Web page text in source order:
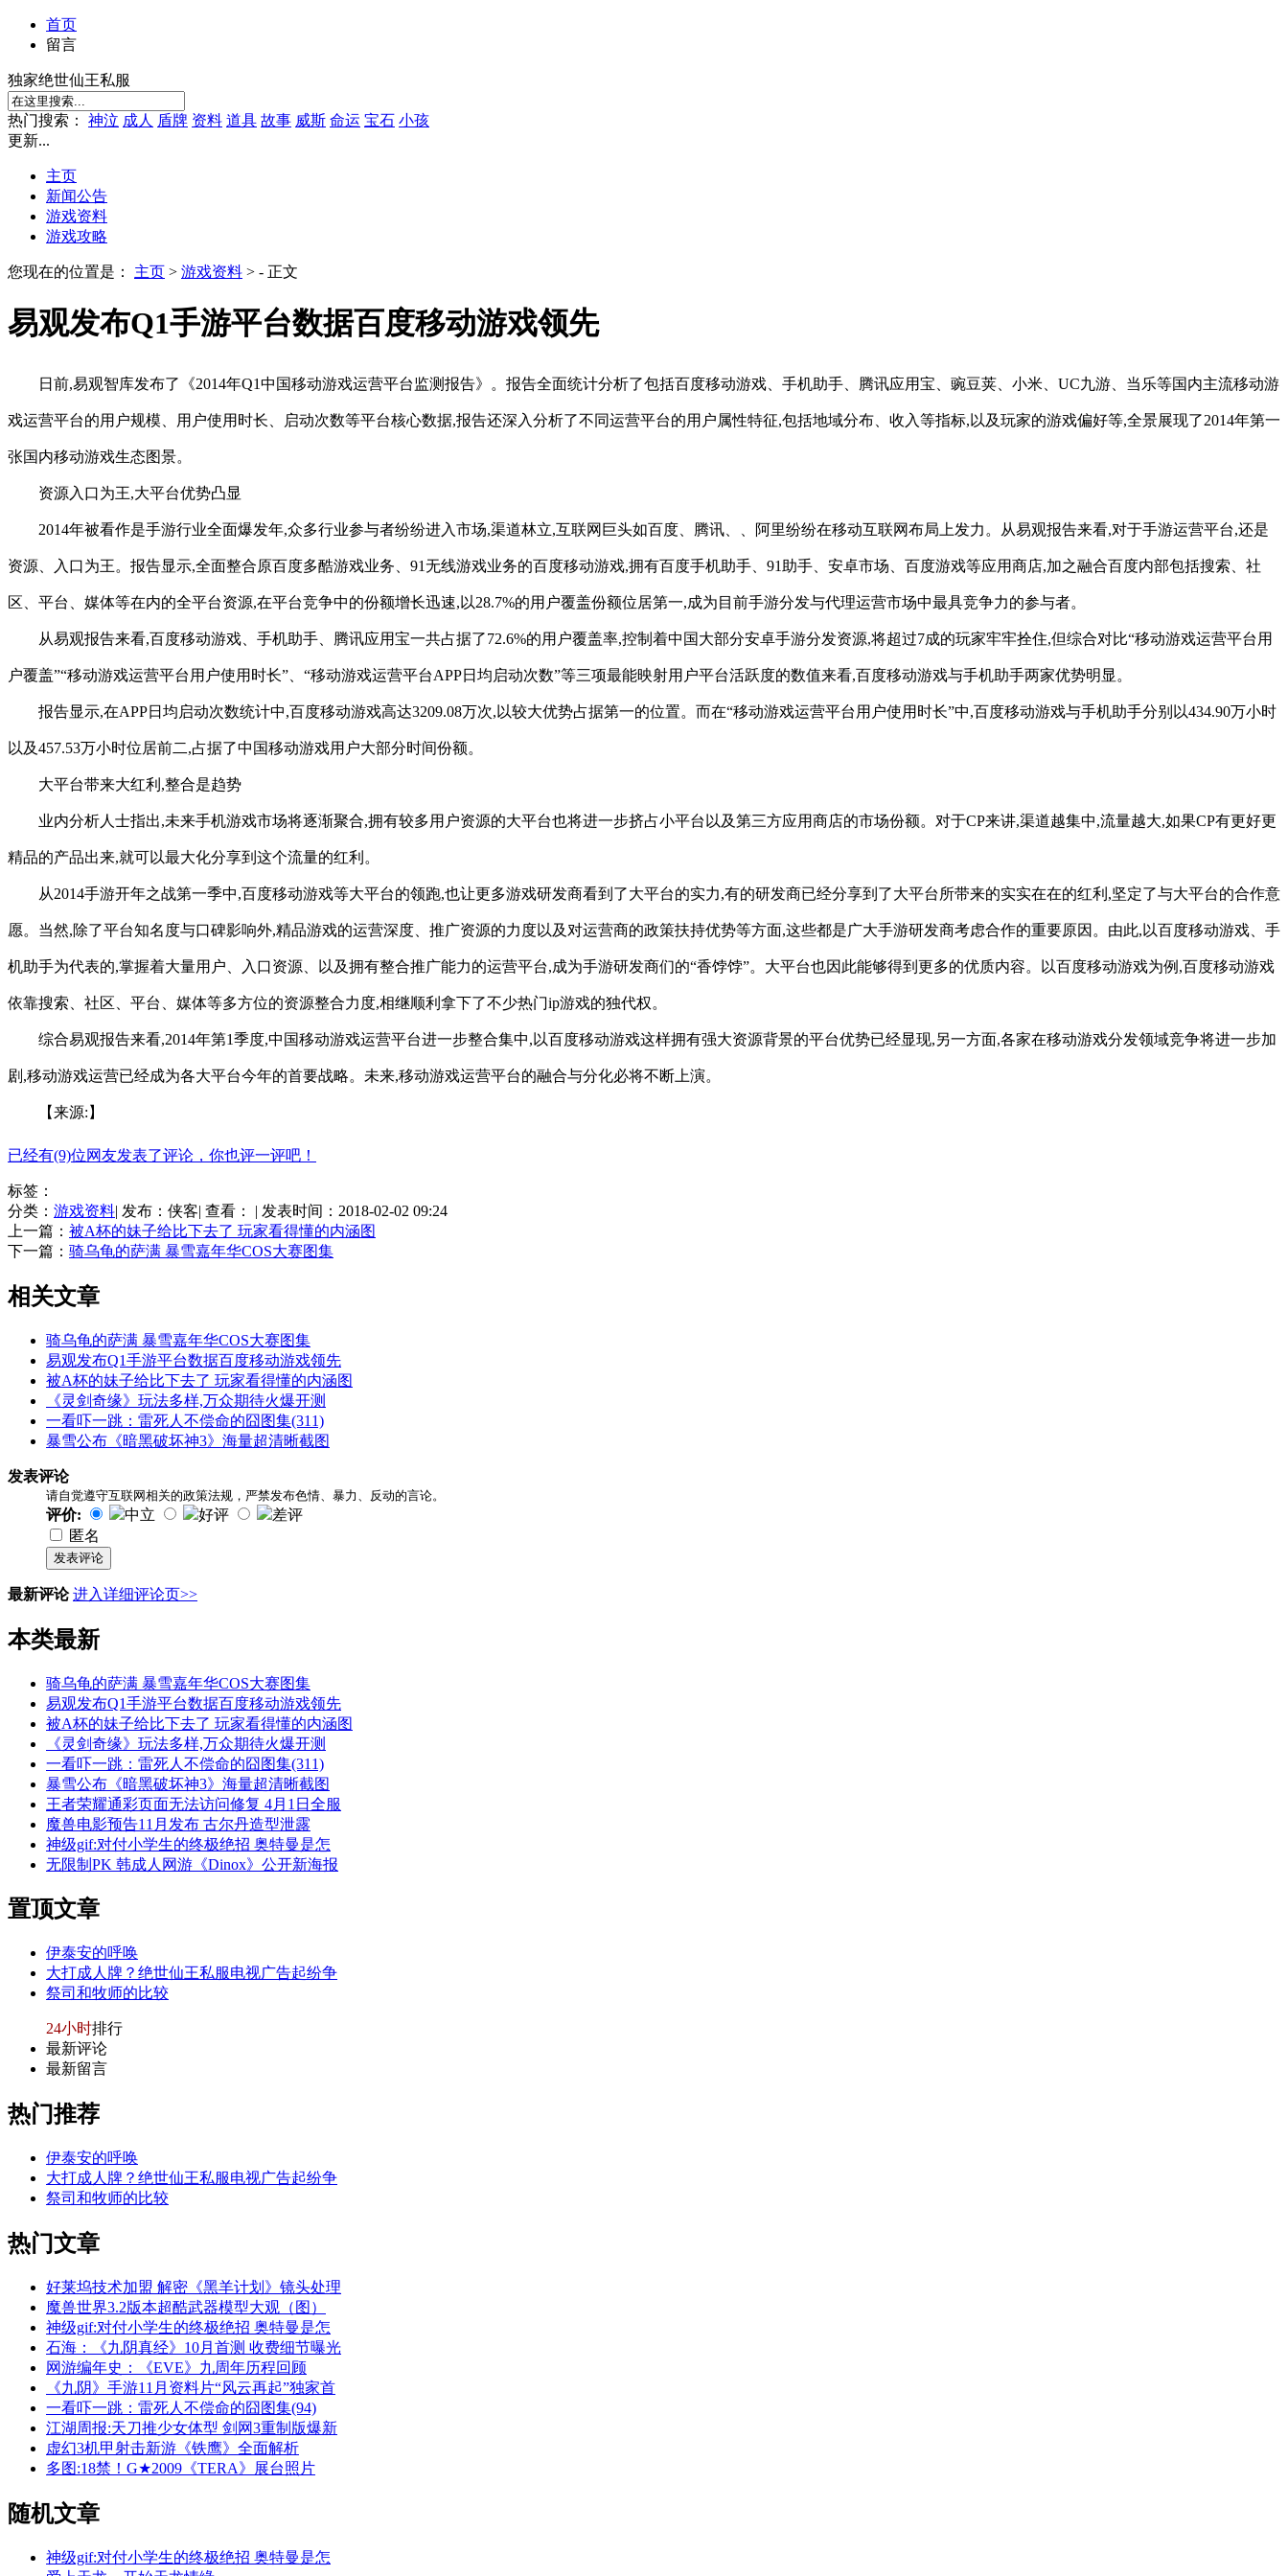
首页
留言
独家绝世仙王私服
热门搜索： 神泣 成人 盾牌 资料 道具 故事 威斯 命运 宝石 小孩
更新...
主页
新闻公告
游戏资料
游戏攻略
您现在的位置是： 主页 > 游戏资料 > - 正文
易观发布Q1手游平台数据百度移动游戏领先
日前,易观智库发布了《2014年Q1中国移动游戏运营平台监测报告》。报告全面统计分析了包括百度移动游戏、手机助手、腾讯应用宝、豌豆荚、小米、UC九游、当乐等国内主流移动游
戏运营平台的用户规模、用户使用时长、启动次数等平台核心数据,报告还深入分析了不同运营平台的用户属性特征,包括地域分布、收入等指标,以及玩家的游戏偏好等,全景展现了2014年第一
张国内移动游戏生态图景。
资源入口为王,大平台优势凸显
2014年被看作是手游行业全面爆发年,众多行业参与者纷纷进入市场,渠道林立,互联网巨头如百度、腾讯、、阿里纷纷在移动互联网布局上发力。从易观报告来看,对于手游运营平台,还是
资源、入口为王。报告显示,全面整合原百度多酷游戏业务、91无线游戏业务的百度移动游戏,拥有百度手机助手、91助手、安卓市场、百度游戏等应用商店,加之融合百度内部包括搜索、社
区、平台、媒体等在内的全平台资源,在平台竞争中的份额增长迅速,以28.7%的用户覆盖份额位居第一,成为目前手游分发与代理运营市场中最具竞争力的参与者。
从易观报告来看,百度移动游戏、手机助手、腾讯应用宝一共占据了72.6%的用户覆盖率,控制着中国大部分安卓手游分发资源,将超过7成的玩家牢牢拴住,但综合对比“移动游戏运营平台用
户覆盖”“移动游戏运营平台用户使用时长”、“移动游戏运营平台APP日均启动次数”等三项最能映射用户平台活跃度的数值来看,百度移动游戏与手机助手两家优势明显。
报告显示,在APP日均启动次数统计中,百度移动游戏高达3209.08万次,以较大优势占据第一的位置。而在“移动游戏运营平台用户使用时长”中,百度移动游戏与手机助手分别以434.90万小时
以及457.53万小时位居前二,占据了中国移动游戏用户大部分时间份额。
大平台带来大红利,整合是趋势
业内分析人士指出,未来手机游戏市场将逐渐聚合,拥有较多用户资源的大平台也将进一步挤占小平台以及第三方应用商店的市场份额。对于CP来讲,渠道越集中,流量越大,如果CP有更好更
精品的产品出来,就可以最大化分享到这个流量的红利。
从2014手游开年之战第一季中,百度移动游戏等大平台的领跑,也让更多游戏研发商看到了大平台的实力,有的研发商已经分享到了大平台所带来的实实在在的红利,坚定了与大平台的合作意
愿。当然,除了平台知名度与口碑影响外,精品游戏的运营深度、推广资源的力度以及对运营商的政策扶持优势等方面,这些都是广大手游研发商考虑合作的重要原因。由此,以百度移动游戏、手
机助手为代表的,掌握着大量用户、入口资源、以及拥有整合推广能力的运营平台,成为手游研发商们的“香饽饽”。大平台也因此能够得到更多的优质内容。以百度移动游戏为例,百度移动游戏
依靠搜索、社区、平台、媒体等多方位的资源整合力度,相继顺利拿下了不少热门ip游戏的独代权。
综合易观报告来看,2014年第1季度,中国移动游戏运营平台进一步整合集中,以百度移动游戏这样拥有强大资源背景的平台优势已经显现,另一方面,各家在移动游戏分发领域竞争将进一步加
剧,移动游戏运营已经成为各大平台今年的首要战略。未来,移动游戏运营平台的融合与分化必将不断上演。
【来源:】
已经有(9)位网友发表了评论，你也评一评吧！
标签：
分类： 游戏资料| 发布：侠客| 查看：
| 发表时间：2018-02-02 09:24
上一篇： 被A杯的妹子给比下去了 玩家看得懂的内涵图
下一篇： 骑乌龟的萨满 暴雪嘉年华COS大赛图集
相关文章
骑乌龟的萨满 暴雪嘉年华COS大赛图集
易观发布Q1手游平台数据百度移动游戏领先
被A杯的妹子给比下去了 玩家看得懂的内涵图
《灵剑奇缘》玩法多样,万众期待火爆开测
一看吓一跳：雷死人不偿命的囧图集(311)
暴雪公布《暗黑破坏神3》海量超清晰截图
发表评论
请自觉遵守互联网相关的政策法规，严禁发布色情、暴力、反动的言论。
评价: 中立 好评
差评
匿名
发表评论
最新评论 进入详细评论页>>
本类最新
骑乌龟的萨满 暴雪嘉年华COS大赛图集
易观发布Q1手游平台数据百度移动游戏领先
被A杯的妹子给比下去了 玩家看得懂的内涵图
《灵剑奇缘》玩法多样,万众期待火爆开测
一看吓一跳：雷死人不偿命的囧图集(311)
暴雪公布《暗黑破坏神3》海量超清晰截图
王者荣耀通彩页面无法访问修复 4月1日全服
魔兽电影预告11月发布 古尔丹造型泄露
神级gif:对付小学生的终极绝招 奥特曼是怎
无限制PK 韩成人网游《Dinox》公开新海报
置顶文章
伊泰安的呼唤
大打成人牌？绝世仙王私服电视广告起纷争
祭司和牧师的比较
24小时排行
最新评论
最新留言
热门推荐
伊泰安的呼唤
大打成人牌？绝世仙王私服电视广告起纷争
祭司和牧师的比较
热门文章
好莱坞技术加盟 解密《黑羊计划》镜头处理
魔兽世界3.2版本超酷武器模型大观（图）
神级gif:对付小学生的终极绝招 奥特曼是怎
石海：《九阴真经》10月首测 收费细节曝光
网游编年史：《EVE》九周年历程回顾
《九阴》手游11月资料片“风云再起”独家首
一看吓一跳：雷死人不偿命的囧图集(94)
江湖周报:天刀推少女体型 剑网3重制版爆新
虚幻3机甲射击新游《铁鹰》全面解析
多图:18禁！G★2009《TERA》展台照片
随机文章
神级gif:对付小学生的终极绝招 奥特曼是怎